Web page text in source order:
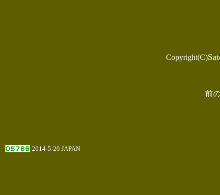
Copyright(C)
前
2014-5-20 JAPAN